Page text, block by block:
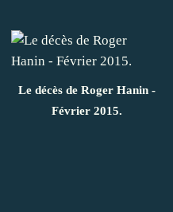
Le décès de Roger Hanin -
Février 2015.